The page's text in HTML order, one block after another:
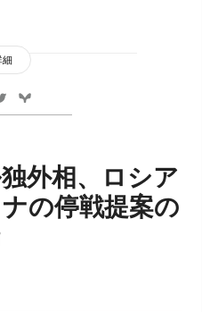
細
外相、ロシア
の停戦提案の